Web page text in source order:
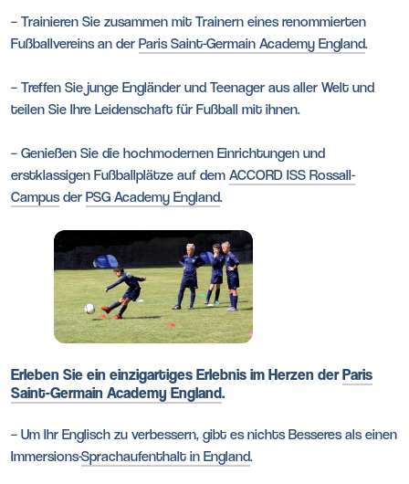
– Trainieren Sie zusammen mit Trainern eines renommierten
Fußballvereins an der Paris Saint-Germain Academy England.
– Treffen Sie junge Engländer und Teenager aus aller Welt und
teilen Sie Ihre Leidenschaft für Fußball mit ihnen.
– Genießen Sie die hochmodernen Einrichtungen und
erstklassigen Fußballplätze auf dem ACCORD ISS Rossall-
Campusder PSG Academy England.
Erleben Sie ein einzigartiges Erlebnis im Herzen derParis
Saint-Germain Academy England.
– Um Ihr Englisch zu verbessern, gibt es nichts Besseres als einen
Immersions-Sprachaufenthalt in England.